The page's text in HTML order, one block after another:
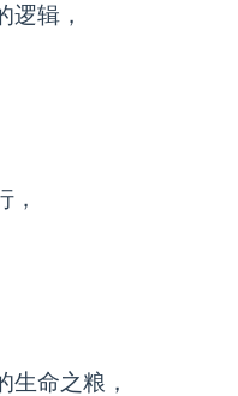
逻辑，
，
生命之粮，